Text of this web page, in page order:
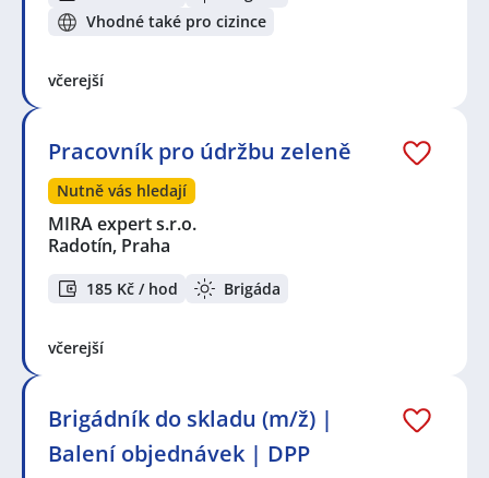
Vhodné také pro cizince
včerejší
Pracovník pro údržbu zeleně
Nutně vás hledají
MIRA expert s.r.o.
Radotín, Praha
185 Kč / hod Brigáda
včerejší
Brigádník do skladu (m/ž) |
Balení objednávek | DPP